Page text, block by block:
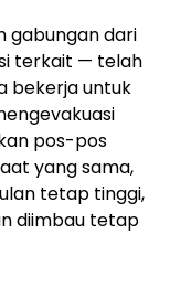
gabungan dari
terkait — telah
bekerja untuk
pos-pos
yang sama,
tetap tinggi,
diimbau tetap